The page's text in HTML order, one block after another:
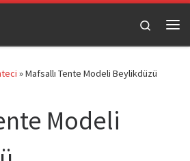
Search
»Mafsallı Tente Modeli Beylikdüzü
Modeli